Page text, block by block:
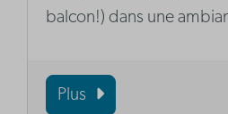
balcon!) dans une
Plus